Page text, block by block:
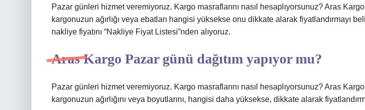
Pazar günleri hizmet veremiyoruz. Kargo masraflarını nasıl hesaplıyorsunuz? Aras
kargonuzun ağırlığı veya ebatları hangisi yüksekse onu dikkate alarak fiyatlandırmayı
nakliye fiyatını “Nakliye Fiyat Listesi”nden alıyoruz.
Aras Kargo Pazar günü dağıtım yapıyor mu?
Pazar günleri hizmet veremiyoruz. Kargo masraflarını nasıl hesaplıyorsunuz? Aras
kargonuzun ağırlığını veya boyutlarını, hangisi daha yüksekse, dikkate alarak